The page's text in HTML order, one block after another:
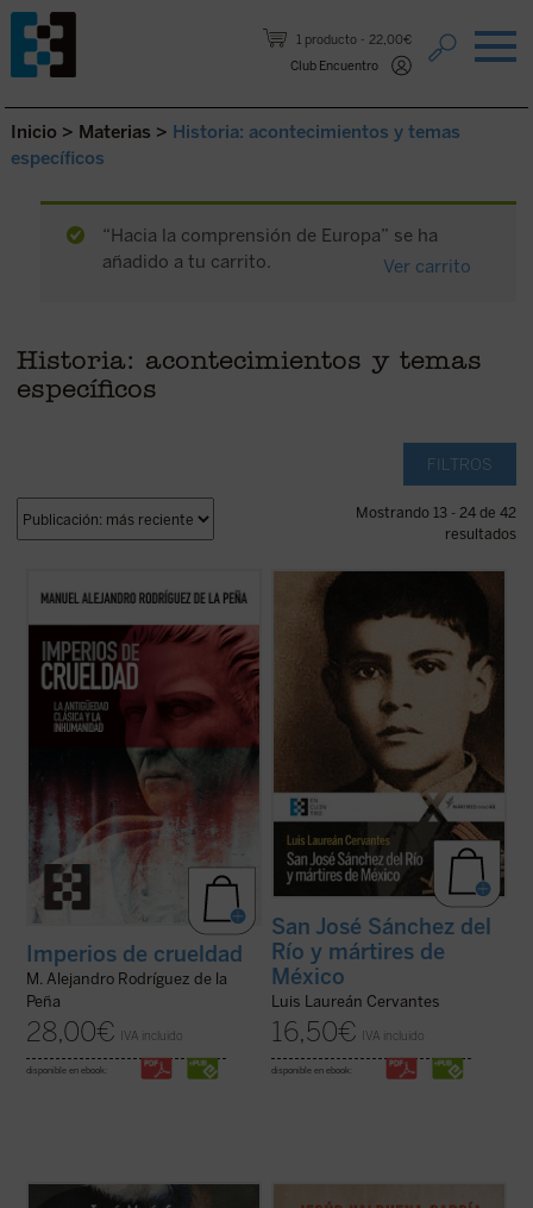
1 producto
22,00€
Club Encuentro
Saltar al contenido.
Inicio > Materias > Historia: acontecimientos y temas
específicos
“Hacia la comprensión de Europa” se ha
añadido a tu carrito.
Ver carrito
Historia: acontecimientos y temas
específicos
FILTROS
Mostrando 13 - 24 de 42
resultados
Este ensayo constituye un recorrido
exhaustivo, apasionante y desgarrador por
clásica para exponer la crueldad
estructural de esa época, y así establecer
vínculos entre esta y las políticas de ...
(ver
ficha)
Imperios de crueldad
M. Alejandro Rodríguez de la
Peña
28,00€ IVA incluido
disponible en ebook:
¿Qué pasó para que muchos católicos se
guerra de los cristeros? El autor de este
libro, natural del pueblo del joven mártir, no
sólo responde a estas preguntas con
documentos, sino que logra ... (ver ficha)
San José Sánchez del
Río y mártires de
México
Luis Laureán Cervantes
16,50€ IVA incluido
disponible en ebook:
En esta nueva edición ampliada de
Un viaje en el tiempo a la remota iglesia en